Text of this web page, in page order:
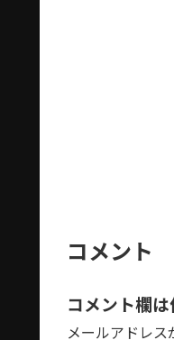
コメント
コメント欄
メールアドレス